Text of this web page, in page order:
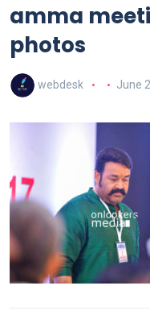
amma
photos
webdesk June